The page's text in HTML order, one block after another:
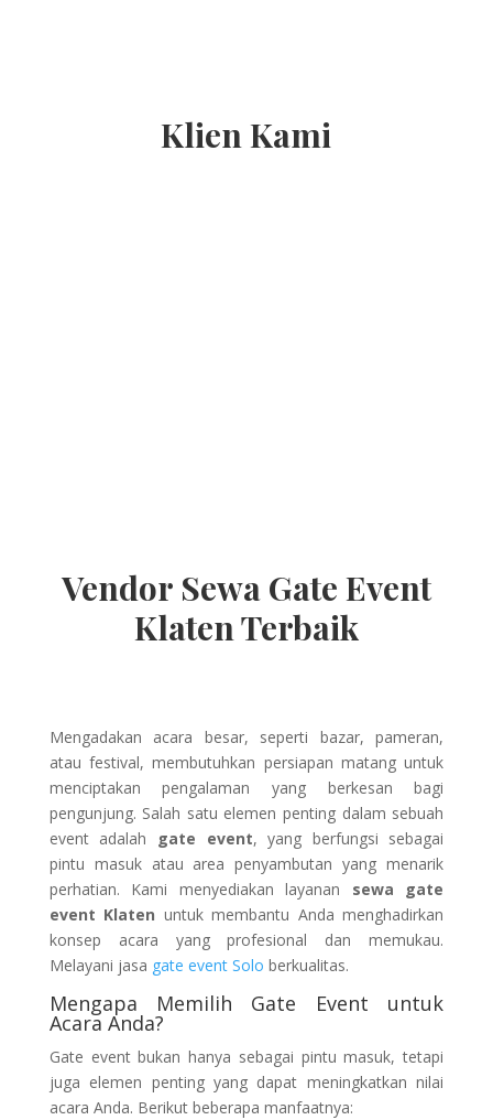
Klien Kami
Vendor Sewa Gate Event
Klaten Terbaik
Mengadakan acara besar, seperti bazar, pameran,
atau festival, membutuhkan persiapan matang untuk
menciptakan pengalaman yang berkesan bagi
pengunjung. Salah satu elemen penting dalam sebuah
event adalah
gate event, yang berfungsi sebagai
pintu masuk atau area penyambutan yang menarik
perhatian. Kami menyediakan layanan sewa gate
event Klaten untuk membantu Anda menghadirkan
konsep acara yang profesional dan memukau.
Melayani jasa gate event Solo berkualitas.
Mengapa Memilih Gate Event untuk
Acara Anda?
Gate event bukan hanya sebagai pintu masuk, tetapi
juga elemen penting yang dapat meningkatkan nilai
acara Anda. Berikut beberapa manfaatnya: